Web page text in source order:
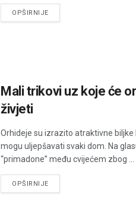
OPŠIRNIJEDETAILS
Mali trikovi uz koje će
živjeti
Orhideje su izrazito atraktivne
mogu uljepšavati svaki dom. Na
“primadone” među cvijećem zbog ...
OPŠIRNIJEDETAILS